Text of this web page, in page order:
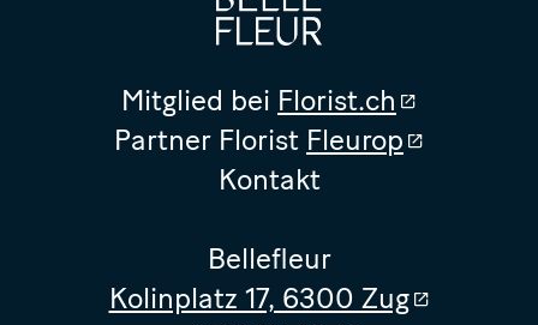
Mitglied bei Florist.ch
Partner Florist Fleurop
Kontakt
Bellefleur
Kolinplatz 17, 6300 Zug